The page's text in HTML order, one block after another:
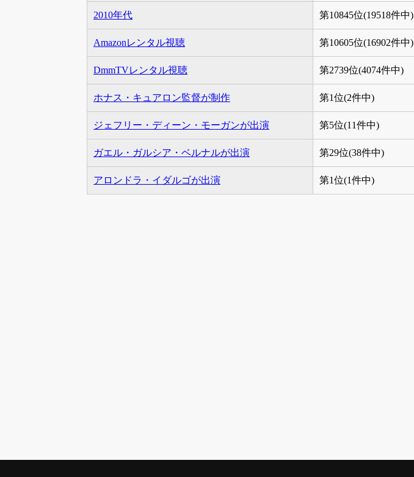
2010年代 第10845位(19518件中)
Amazonレンタル視聴 第10605位(16902件中)
DmmTVレンタル視聴 第2739位(4074件中)
ホナス・キュアロン監督が制作 第1位(2件中)
ジェフリー・ディーン・モーガンが出演 第5位(11件中)
ガエル・ガルシア・ベルナルが出演 第29位(38件中)
アロンドラ・イダルゴが出演 第1位(1件中)